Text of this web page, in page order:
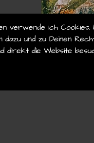
verwende ich
dazu und zu Deinen
direkt die Website